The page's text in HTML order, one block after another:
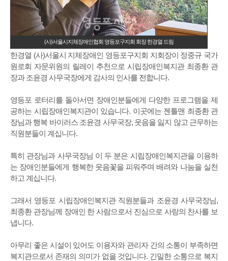
(사)서울시지체장애인협회 영등포구지회 회장 한경열 드림
한경열 (사)서울시 지체장애인 영등포구지회 지회장이 정중규 국가
원로회 자문위원의 릴레이 추천으로 시립장애인복지관 최종환 관
장과 조윤경 사무국장에게 감사의 인사를 전합니다.
영등포 로터리를 돌아서면 장애인분들에게 다양한 프로그램을 제
공하는 시립장애인복지관이 있습니다. 이곳에는 젠틀맨 최종환 관
장님과 행복 바이러스 조윤경 사무국장, 웃음을 잃지 않고 근무하는
직원분들이 계십니다.
특히 관장님과 사무국장님 이 두 분은 시립장애인복지관을 이용하
는 장애인분들에게 행복한 웃음꽃을 피워주며 배려와 나눔을 실천
하고 계십니다.
그래서 영등포 시립장애인복지관 직원분들과 조윤경 사무국장님,
최종환 관장님께 장애인 한 사람으로서 진심으로 사랑의 찬사를 보
냅니다.
아무리 좋은 시설이 있어도 이용자와 관리자 간의 소통이 부족하면
복지관으로서 존재의 의미가 없을 것입니다. 긴밀한 소통으로 복지